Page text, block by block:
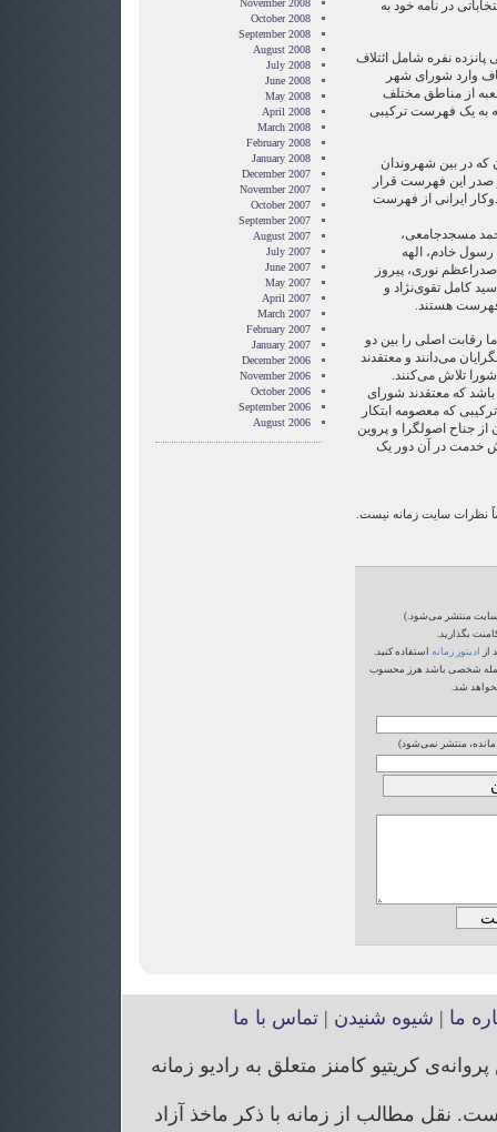
در نامه خود به
پانزده نفره شامل ائتلاف
وارد شورای شهر
شود. شمارش آراي ۲۱۷ شعبه از مناطق مختلف
که به یک فهرست ترکیبی
که در بین شهروندان
صدر این فهرست قرار
ایرانی از فهرست
مسجدجامعی،
خادم، الهه
نوری، پیروز
کامل تقوی‌نژاد و
فهرست هستند.
رقابت اصلی را بین دو
می‌دانند و معتقدند
تلاش می‌کنند.
باشد که معتقدند شورای
که معصومه ابتکار
جناح اصولگرا و پروین
خدمت در آن دور یک
نظرات سایت زمانه نیست.
منتشر می‌شود.)
بگذارید.
از
ادیتور زمانه استفاده کنید.
حمله شخصی باشد هرز محسوب
شد.
مانده، منتشر نمی‌شود)
November 2008
October 2008
September 2008
August 2008
July 2008
June 2008
May 2008
April 2008
March 2008
February 2008
January 2008
December 2007
November 2007
October 2007
September 2007
August 2007
July 2007
June 2007
May 2007
April 2007
March 2007
February 2007
January 2007
December 2006
November 2006
October 2006
September 2006
August 2006
ما | شیوه شنیدن |تماس با ما
کریتیو کامنز متعلق به رادیو زمانه
نقل مطالب از زمانه با ذکر ماخذ آزاد